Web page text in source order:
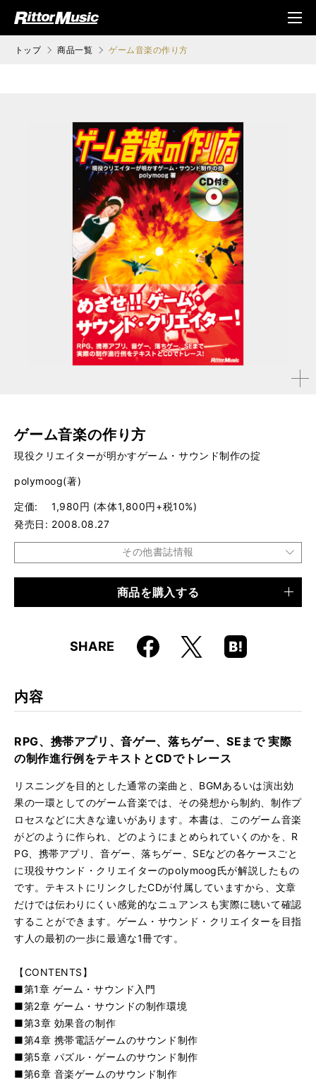
ジック (Rittor Musi
メニ
ュ
トップ 商品一覧 ゲーム音楽の作り方
拡大す
ゲーム音楽の作り方
現役クリエイターが明かすゲーム・サウンド制作の掟
polymoog(著)
定価
1,980円 (本体1,800円+税10%)
発売日
2008.08.27
その他書誌情報
9784845615971
商品を購入する
SHARE Faceboo
k
X
Hatena
Boo
内容
RPG、携帯アプリ、音ゲー、落ちゲー、SEまで 実際
の制作進行例をテキストとCDでトレース
リスニングを目的とした通常の楽曲と、BGMあるいは演出効
果の一環としてのゲーム音楽では、その発想から制約、制作プ
ロセスなどに大きな違いがあります。本書は、このゲーム音楽
がどのように作られ、どのようにまとめられていくのかを、R
PG、携帯アプリ、音ゲー、落ちゲー、SEなどの各ケースごと
に現役サウンド・クリエイターのpolymoog氏が解説したもの
です。テキストにリンクしたCDが付属していますから、文章
だけでは伝わりにくい感覚的なニュアンスも実際に聴いて確認
することができます。ゲーム・サウンド・クリエイターを目指
す人の最初の一歩に最適な1冊です。
【CONTENTS】
■第1章 ゲーム・サウンド入門
■第2章 ゲーム・サウンドの制作環境
■第3章 効果音の制作
■第4章 携帯電話ゲームのサウンド制作
■第5章 パズル・ゲームのサウンド制作
■第6章 音楽ゲームのサウンド制作